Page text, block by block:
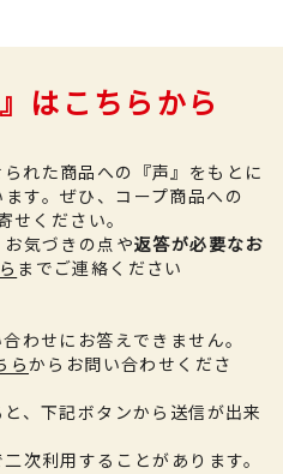
はこちらから
れた商品への『声』をもとに
す。 ぜひ、コープ商品への
せください。
気づきの点や返答が必要なお
までご連絡ください
わせにお答えできません。
らからお問い合わせくださ
、下記ボタンから送信が出来
次利用することがあります。